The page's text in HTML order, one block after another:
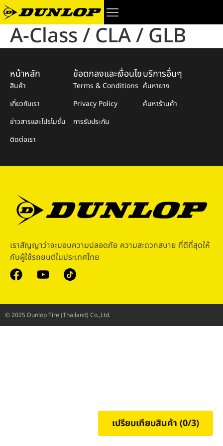
A-Class / CLA / GLB
© 2025 Dunlop Tire (Thailand) Co.,Ltd.
เราสัญญาว่าจะมอบความปลอดภัย ความสะดวกสบาย ที่ดีที่สุดให้
กับผู้ใช้รถยนต์ในประเทศไทย
หน้าหลัก
สินค้า
เกี่ยวกับเรา
ข่าวสารและโปรโมชั่น
ติดต่อเรา
ข้อตกลงและเงื่อนไข
Terms & Conditions
Privacy Policy
การรับประกัน
บริการอื่นๆ
ค้นหายาง
ค้นหาร้านค้า
เปรียบเทียบสินค้า (0/3)